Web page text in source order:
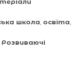
школа освіта
Розвиваючі